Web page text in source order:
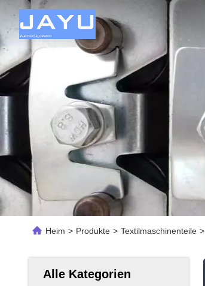
Heim > Produkte > Textilmaschinenteile >
Alle Kategorien